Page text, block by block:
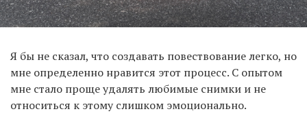
Я бы не сказал, что создавать повествование легко, но
мне определенно нравится этот процесс. С опытом
мне стало проще удалять любимые снимки и не
относиться к этому слишком эмоционально.